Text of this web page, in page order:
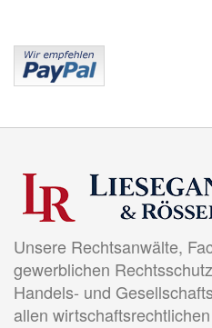
Unsere Rechtsanwälte,
gewerblichen
Handels- und
allen